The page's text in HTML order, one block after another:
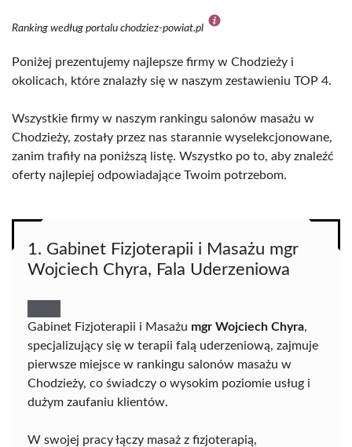
Ranking według portalu chodziez-powiat.pl
Poniżej prezentujemy najlepsze firmy w Chodzieży i
okolicach, które znalazły się w naszym zestawieniu TOP 4.
Wszystkie firmy w naszym rankingu salonów masażu w
Chodzieży, zostały przez nas starannie wyselekcjonowane,
zanim trafiły na poniższą listę. Wszystko po to, aby znaleźć
oferty najlepiej odpowiadające Twoim potrzebom.
1. Gabinet Fizjoterapii i Masażu mgr
Wojciech Chyra, Fala Uderzeniowa
Gabinet Fizjoterapii i Masażu mgr Wojciech Chyra,
specjalizujący się w terapii falą uderzeniową, zajmuje
pierwsze miejsce w rankingu salonów masażu w
Chodzieży, co świadczy o wysokim poziomie usług i
dużym zaufaniu klientów.
W swojej pracy łączy masaż z fizjoterapią,